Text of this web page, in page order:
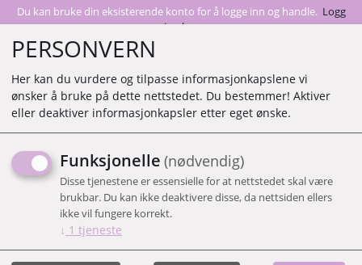
Du kan bruke din eksisterende konto for å logge inn og handle. Logg
inn her
REGISTRER DEG.
PERSONVERN
Her kan du vurdere og tilpasse informasjonkapslene vi
ønsker å bruke på dette nettstedet. Du bestemmer! Aktiver
eller deaktiver informasjonkapsler etter eget ønske.
Funksjonelle (nødvendig)
Disse tjenestene er essensielle for at nettstedet skal være
brukbar. Du kan ikke deaktivere disse, da nettsiden ellers
ikke vil fungere korrekt.
↓ 1 tjeneste